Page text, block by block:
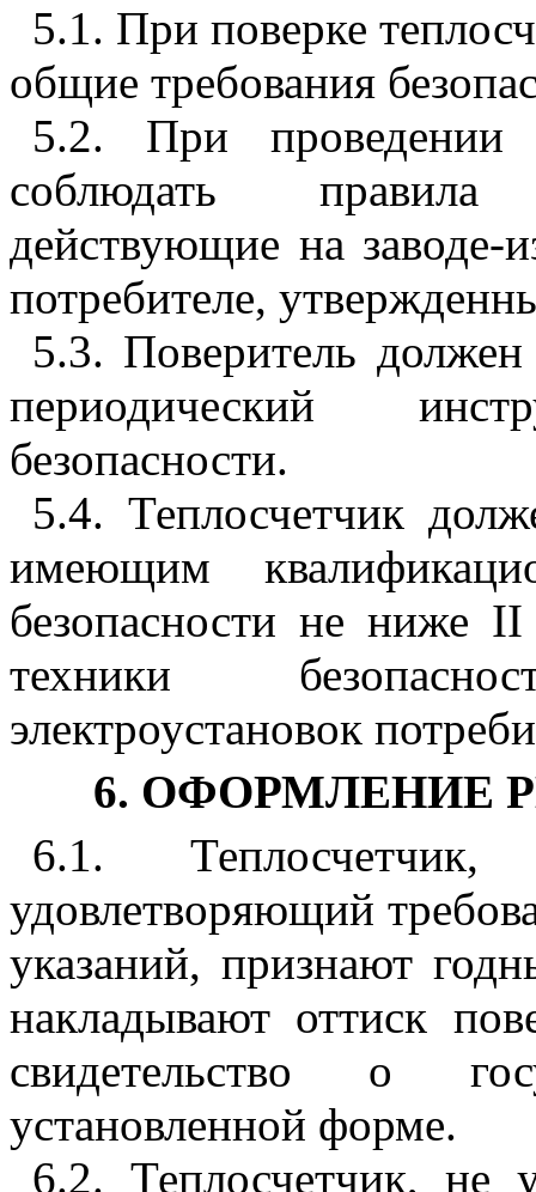
5.1 . При поверке
общие требования
5.2. При проведении
соблюдать правила
действующие на заводе-
потребителе,
5.3. Поверитель
периодический
безопасности.
5.4. Теплосчетчик
имеющим
безопасности не ниже
техники
электроустановок
6. ОФОРМЛЕНИЕ
6.1 .
удовлетворяющий
указаний, признают
накладывают оттиск
свидетельство о
установленной форме.
6.2. Теплосчетчик, не